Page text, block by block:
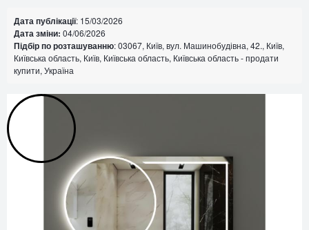
Дата публікації: 15/03/2026
Дата зміни: 04/06/2026
Підбір по розташуванню: 03067, Київ, вул. Машинобудівна, 42., Київ,
Київська область, Київ, Київська область, Київська область - продати
купити, Україна